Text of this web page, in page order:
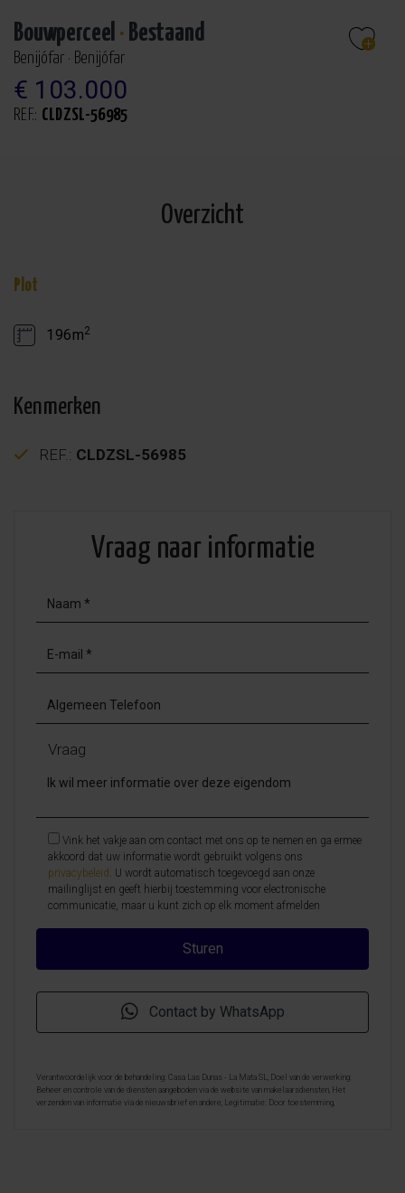
Bouwperceel · Bestaand
Benijófar · Benijófar
€ 103.000
REF.: CLDZSL-56985
Overzicht
Plot
196m2
Kenmerken
REF.: CLDZSL-56985
Vraag naar informatie
Vraag
Vink het vakje aan om contact met ons op te nemen en ga ermee
akkoord dat uw informatie wordt gebruikt volgens ons
privacybeleid . U wordt automatisch toegevoegd aan onze
mailinglijst en geeft hierbij toestemming voor electronische
communicatie, maar u kunt zich op elk moment afmelden
Contact by WhatsApp
Verantwoordelijk voor de behandeling: Casa Las Dunas - La Mata SL, Doel van de verwerking:
Beheer en controle van de diensten aangeboden via de website van makelaarsdiensten, Het
verzenden van informatie via de nieuwsbrief en andere, Legitimatie: Door toestemming,